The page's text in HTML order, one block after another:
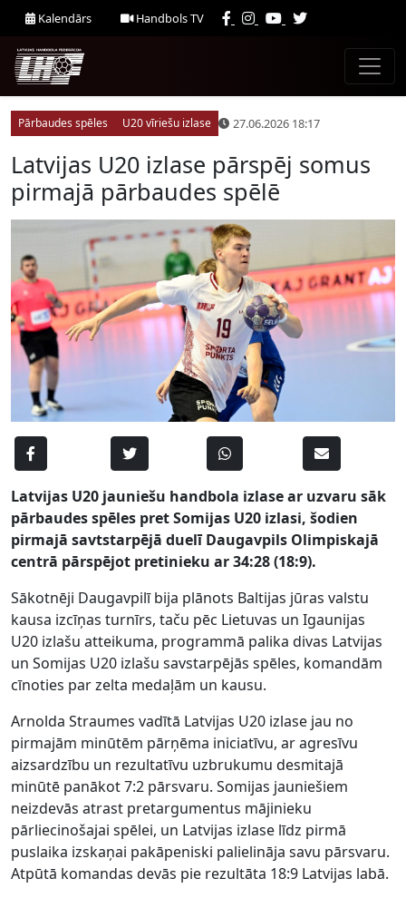
Kalendārs Handbols TV
Pārbaudes spēles U20 vīriešu izlase 27.06.2026 18:17
Latvijas U20 izlase pārspēj somus
pirmajā pārbaudes spēlē
Latvijas U20 jauniešu handbola izlase ar uzvaru sāk
pārbaudes spēles pret Somijas U20 izlasi, šodien
pirmajā savtstarpējā duelī Daugavpils Olimpiskajā
centrā pārspējot pretinieku ar 34:28 (18:9).
Sākotnēji Daugavpilī bija plānots Baltijas jūras valstu
kausa izcīņas turnīrs, taču pēc Lietuvas un Igaunijas
U20 izlašu atteikuma, programmā palika divas Latvijas
un Somijas U20 izlašu savstarpējās spēles, komandām
cīnoties par zelta medaļām un kausu.
Arnolda Straumes vadītā Latvijas U20 izlase jau no
pirmajām minūtēm pārņēma iniciatīvu, ar agresīvu
aizsardzību un rezultatīvu uzbrukumu desmitajā
minūtē panākot 7:2 pārsvaru. Somijas jauniešiem
neizdevās atrast pretargumentus mājinieku
pārliecinošajai spēlei, un Latvijas izlase līdz pirmā
puslaika izskaņai pakāpeniski palielināja savu pārsvaru.
Atpūtā komandas devās pie rezultāta 18:9 Latvijas labā.